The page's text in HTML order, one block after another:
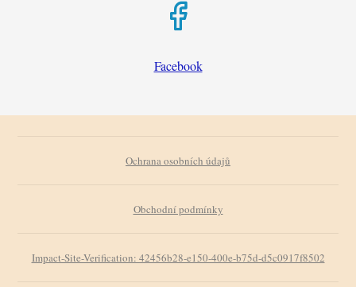
Facebook
Ochrana osobních údajů
Obchodní podmínky
Impact-Site-Verification: 42456b28-e150-400e-b75d-d5c0917f8502